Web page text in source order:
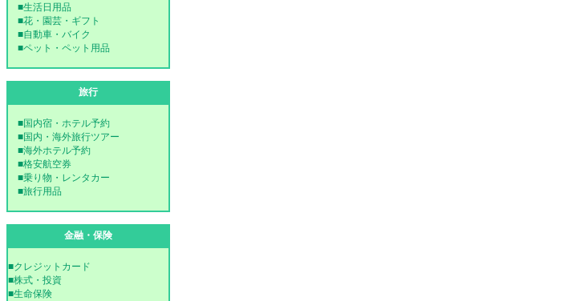
■生活日用品
■花・園芸・ギフト
■自動車・バイク
■ペット・ペット用品
旅行
■国内宿・ホテル予約
■国内・海外旅行ツアー
■海外ホテル予約
■格安航空券
■乗り物・レンタカー
■旅行用品
金融・保険
■クレジットカード
■株式・投資
■生命保険